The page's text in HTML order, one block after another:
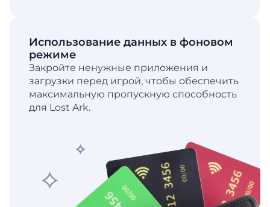
Использование данных в фоновом
режиме
Закройте ненужные приложения и
загрузки перед игрой, чтобы обеспечить
максимальную пропускную способность
для Lost Ark.